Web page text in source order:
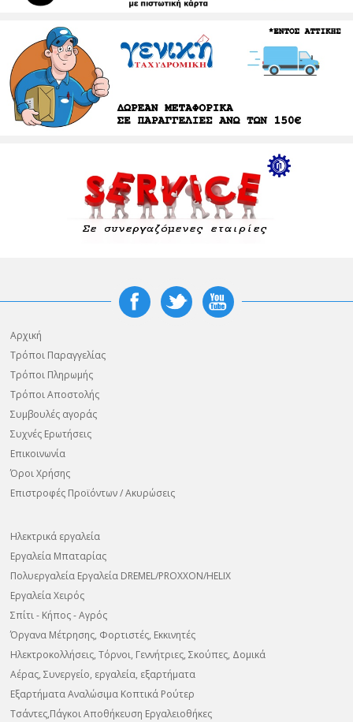
Αρχική
Τρόποι Παραγγελίας
Τρόποι Πληρωμής
Τρόποι Αποστολής
Συμβουλές αγοράς
Συχνές Ερωτήσεις
Επικοινωνία
Όροι Χρήσης
Επιστροφές Προϊόντων / Ακυρώσεις
Ηλεκτρικά εργαλεία
Εργαλεία Μπαταρίας
Πολυεργαλεία Εργαλεία DREMEL/PROXXON/HELIX
Εργαλεία Χειρός
Σπίτι - Κήπος - Αγρός
Όργανα Μέτρησης, Φορτιστές, Εκκινητές
Ηλεκτροκολλήσεις, Τόρνοι, Γεννήτριες, Σκούπες, Δομικά
Αέρας, Συνεργείο, εργαλεία, εξαρτήματα
Εξαρτήματα Αναλώσιμα Κοπτικά Ρούτερ
Τσάντες,Πάγκοι Αποθήκευση Εργαλειοθήκες